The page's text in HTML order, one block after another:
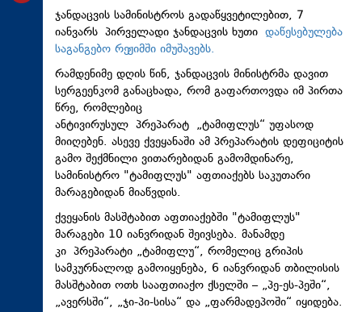
ჯანდაცვის სამინისტროს გადაწყვეტილებით, 7
იანვარს პირველადი ჯანდაცვის ხუთი დაწესებულება
საგანგებო რეჟიმში იმუშავებს.
რამდენიმე დღის წინ, ჯანდაცვის მინისტრმა დავით
სერგეენკომ განაცხადა, რომ გაფართოვდა იმ პირთა
წრე, რომლებიც
ანტივირუსულ პრეპარატ „ტამიფლუს“ უფასოდ
მიიღებენ. ასევე ქვეყანაში ამ პრეპარატის დეფიციტის
გამო შექმნილი ვითარებიდან გამომდინარე,
სამინისტრო "ტამიფლუს" აფთიაქებს საკუთარი
მარაგებიდან მიაწვდის.
ქვეყანის მასშტაბით აფთიაქებში "ტამიფლუს"
მარაგები 10 იანვრიდან შეივსება. მანამდე
კი პრეპარატი „ტამიფლუ“, რომელიც გრიპის
სამკურნალოდ გამოიყენება, 6 იანვრიდან თბილისის
მასშტაბით ოთხ სააფთიაქო ქსელში – „პე-ეს-პეში“,
„ავერსში“, „ჯი-პი-სისა“ და „ფარმადეპოში“ იყიდება.